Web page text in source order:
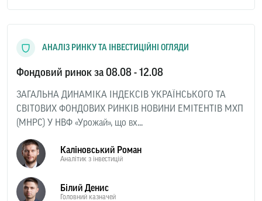
АНАЛІЗ РИНКУ ТА ІНВЕСТИЦІЙНІ ОГЛЯДИ
Фондовий ринок за 08.08 - 12.08
ЗАГАЛЬНА ДИНАМІКА ІНДЕКСІВ УКРАЇНСЬКОГО ТА
СВІТОВИХ ФОНДОВИХ РИНКІВ НОВИНИ ЕМІТЕНТІВ МХП
(MHPC) У НВФ «Урожай», що вх...
Каліновський Роман
Аналітик з інвестицій
Білий Денис
Головний казначей